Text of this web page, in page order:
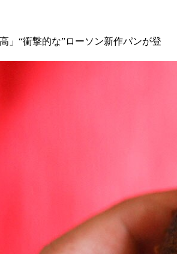
」“衝撃的な”ローソン新作パンが登